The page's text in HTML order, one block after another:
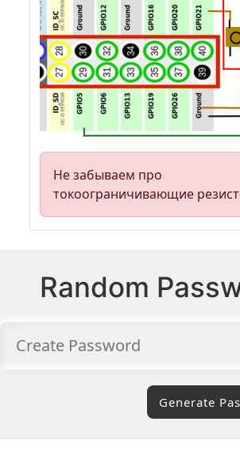
Не забываем про
токоограничивающие
Random
Generate